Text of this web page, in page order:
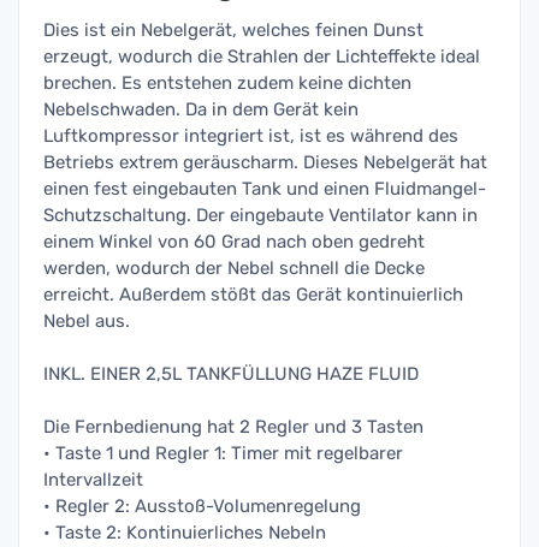
Dies ist ein Nebelgerät, welches feinen Dunst
erzeugt, wodurch die Strahlen der Lichteffekte ideal
brechen. Es entstehen zudem keine dichten
Nebelschwaden. Da in dem Gerät kein
Luftkompressor integriert ist, ist es während des
Betriebs extrem geräuscharm. Dieses Nebelgerät hat
einen fest eingebauten Tank und einen Fluidmangel-
Schutzschaltung. Der eingebaute Ventilator kann in
einem Winkel von 60 Grad nach oben gedreht
werden, wodurch der Nebel schnell die Decke
erreicht. Außerdem stößt das Gerät kontinuierlich
Nebel aus.
INKL. EINER 2,5L TANKFÜLLUNG HAZE FLUID
Die Fernbedienung hat 2 Regler und 3 Tasten
• Taste 1 und Regler 1: Timer mit regelbarer
Intervallzeit
• Regler 2: Ausstoß-Volumenregelung
• Taste 2: Kontinuierliches Nebeln